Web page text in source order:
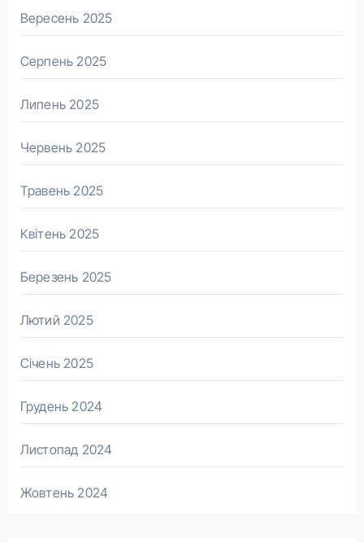
Вересень 2025
Серпень 2025
Липень 2025
Червень 2025
Травень 2025
Квітень 2025
Березень 2025
Лютий 2025
Січень 2025
Грудень 2024
Листопад 2024
Жовтень 2024